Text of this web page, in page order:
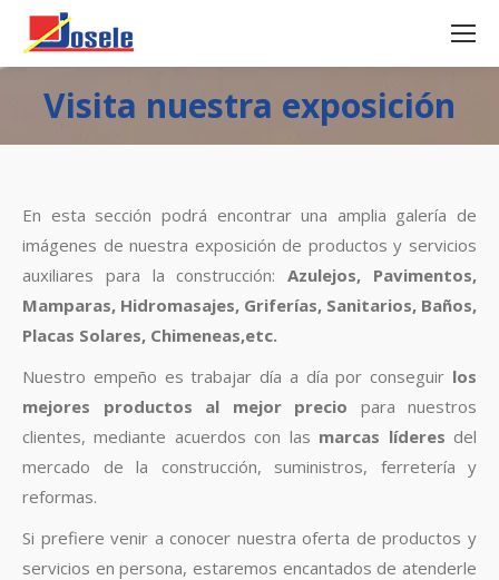
Visita nuestra exposición
En esta sección podrá encontrar una amplia galería de
imágenes de nuestra exposición de productos y servicios
auxiliares para la construcción:Azulejos, Pavimentos,
Mamparas, Hidromasajes, Griferías, Sanitarios, Baños,
Placas Solares, Chimeneas,etc.
Nuestro empeño es trabajar día a día por conseguir los
mejores productos al mejor precio para nuestros
clientes, mediante acuerdos con las marcas líderes del
mercado de la construcción, suministros, ferretería y
reformas.
Si prefiere venir a conocer nuestra oferta de productos y
servicios en persona, estaremos encantados de atenderle